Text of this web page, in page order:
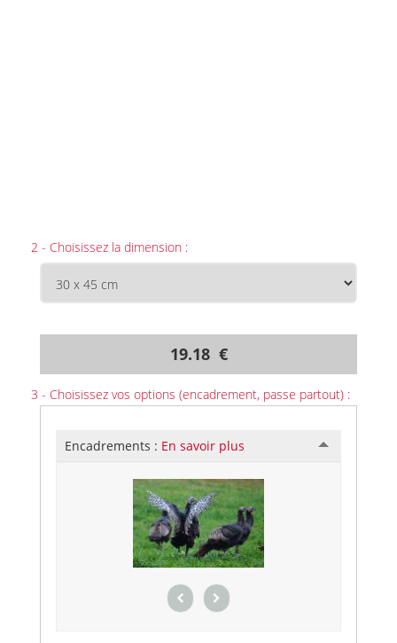
2 - Choisissez la dimension :
19.18 €
3 - Choisissez vos options (encadrement, passe partout) :
Encadrements : En savoir plus